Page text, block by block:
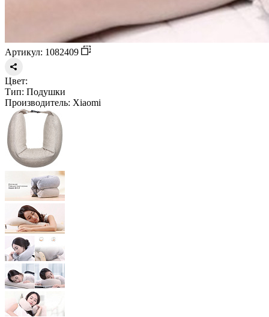
Артикул: 1082409
Цвет:
Тип: Подушки
Производитель: Xiaomi